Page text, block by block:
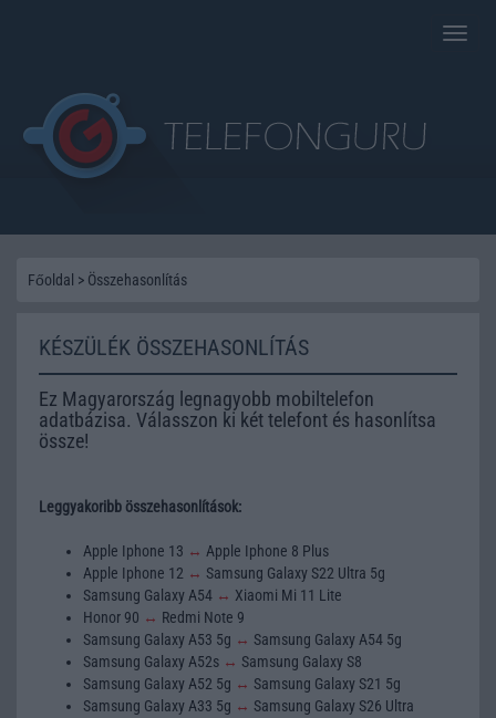
Toggle
Főoldal > Összehasonlítás
KÉSZÜLÉK ÖSSZEHASONLÍTÁS
Ez Magyarország legnagyobb mobiltelefon
adatbázisa. Válasszon ki két telefont és hasonlítsa
össze!
Leggyakoribb összehasonlítások:
Apple Iphone 13 ↔ Apple Iphone 8 Plus
Apple Iphone 12 ↔ Samsung Galaxy S22 Ultra 5g
Samsung Galaxy A54 ↔ Xiaomi Mi 11 Lite
Honor 90 ↔ Redmi Note 9
Samsung Galaxy A53 5g ↔ Samsung Galaxy A54 5g
Samsung Galaxy A52s ↔ Samsung Galaxy S8
Samsung Galaxy A52 5g ↔ Samsung Galaxy S21 5g
Samsung Galaxy A33 5g ↔ Samsung Galaxy S26 Ultra